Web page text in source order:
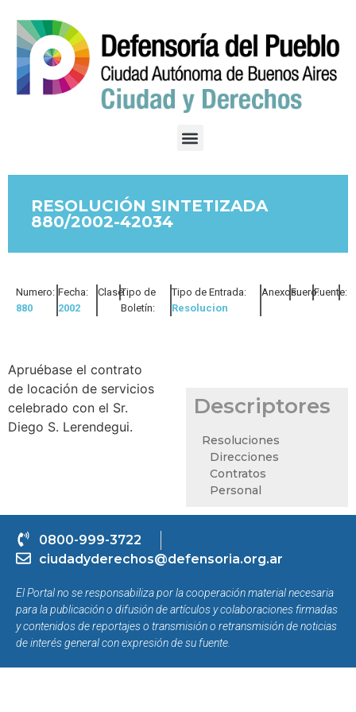
RESOLUCIÓN SINTETIZADA
880/2002-42034
Numero:
880
Fecha:
2002
Clase:Tipo de
Boletín:
Tipo de Entrada:
Resolucion
Anexos:Fuero:Fuente:
Apruébase el contrato
de locación de servicios
celebrado con el Sr.
Diego S. Lerendegui.
Descriptores
Resoluciones
Direcciones
Contratos
Personal
0800-999-3722
ciudadyderechos@defensoria.org.ar
El Portal no se responsabiliza por la cooperación material necesaria
para la publicación o difusión de artículos y colaboraciones firmadas
y contenidos de reportajes o transmisión o retransmisión de noticias
de interés general con expresión de su fuente.